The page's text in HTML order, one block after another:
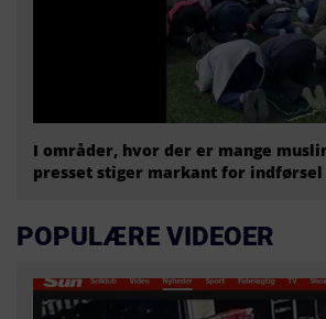
I områder, hvor der er mange
presset stiger markant for indførsel
POPULÆRE VIDEOER